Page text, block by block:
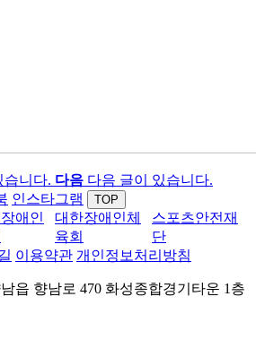
습니다. 다음 다음 글이 있습니다.
인스타그램 TOP
인체
스포츠안전재
단
화성시체육회
이용약관 개인정보처리방침
읍 향남로 470 화성종합경기타운 1층